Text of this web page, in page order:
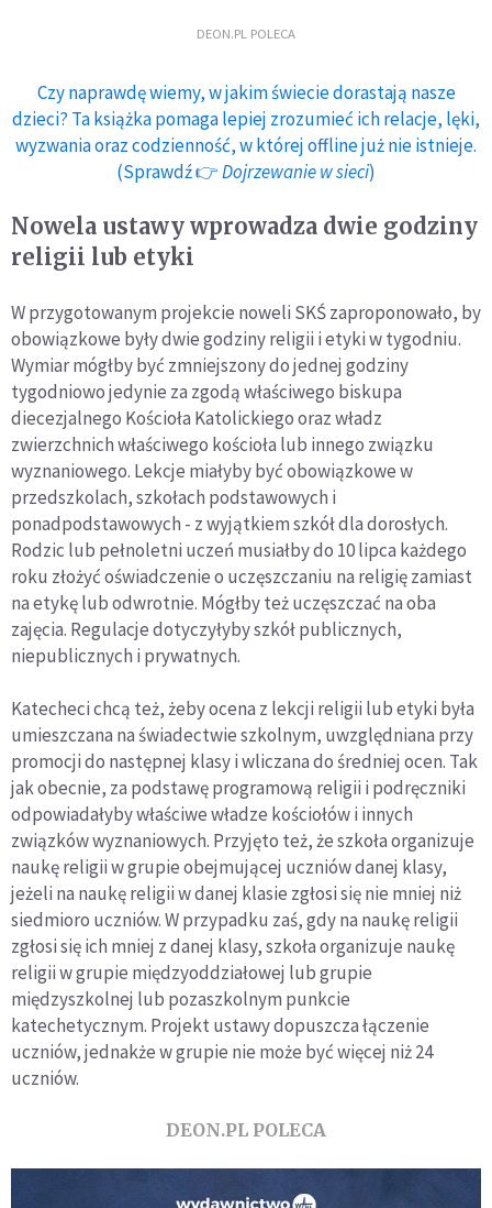
DEON.PL POLECA
Czy naprawdę wiemy, w jakim świecie dorastają nasze
dzieci? Ta książka pomaga lepiej zrozumieć ich relacje, lęki,
wyzwania oraz codzienność, w której offline już nie istnieje.
(Sprawdź 👉Dojrzewanie w sieci)
Nowela ustawy wprowadza dwie godziny
religii lub etyki
W przygotowanym projekcie noweli SKŚ zaproponowało, by
obowiązkowe były dwie godziny religii i etyki w tygodniu.
Wymiar mógłby być zmniejszony do jednej godziny
tygodniowo jedynie za zgodą właściwego biskupa
diecezjalnego Kościoła Katolickiego oraz władz
zwierzchnich właściwego kościoła lub innego związku
wyznaniowego. Lekcje miałyby być obowiązkowe w
przedszkolach, szkołach podstawowych i
ponadpodstawowych - z wyjątkiem szkół dla dorosłych.
Rodzic lub pełnoletni uczeń musiałby do 10 lipca każdego
roku złożyć oświadczenie o uczęszczaniu na religię zamiast
na etykę lub odwrotnie. Mógłby też uczęszczać na oba
zajęcia. Regulacje dotyczyłyby szkół publicznych,
niepublicznych i prywatnych.
Katecheci chcą też, żeby ocena z lekcji religii lub etyki była
umieszczana na świadectwie szkolnym, uwzględniana przy
promocji do następnej klasy i wliczana do średniej ocen. Tak
jak obecnie, za podstawę programową religii i podręczniki
odpowiadałyby właściwe władze kościołów i innych
związków wyznaniowych. Przyjęto też, że szkoła organizuje
naukę religii w grupie obejmującej uczniów danej klasy,
jeżeli na naukę religii w danej klasie zgłosi się nie mniej niż
siedmioro uczniów. W przypadku zaś, gdy na naukę religii
zgłosi się ich mniej z danej klasy, szkoła organizuje naukę
religii w grupie międzyoddziałowej lub grupie
międzyszkolnej lub pozaszkolnym punkcie
katechetycznym. Projekt ustawy dopuszcza łączenie
uczniów, jednakże w grupie nie może być więcej niż 24
uczniów.
DEON.PL POLECA